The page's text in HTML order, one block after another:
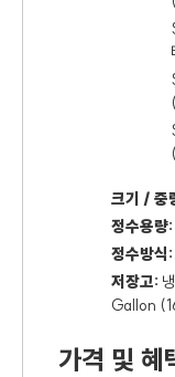
크기 / 중
정수용량:
정수방식:
저장고:
Gallon
가격 및 혜